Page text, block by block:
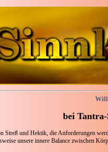
bei
Streß und Hektik, die Anforderungen
unsere innere Balance zwischen